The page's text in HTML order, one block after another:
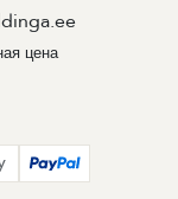
цена